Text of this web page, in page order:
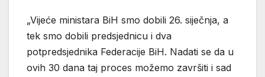
„Vijeće ministara BiH smo dobili 26. siječnja, a
tek smo dobili predsjednicu i dva
potpredsjednika Federacije BiH. Nadati se da u
ovih 30 dana taj proces možemo završiti i sad